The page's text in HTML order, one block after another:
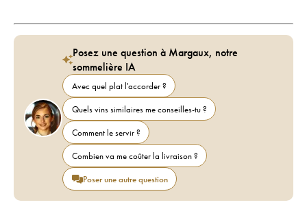
Posez une question à Margaux, notre
sommelière IA
Avec quel plat l'accorder ?
Quels vins similaires me conseilles-tu ?
Comment le servir ?
Combien va me coûter la livraison ?
Poser une autre question